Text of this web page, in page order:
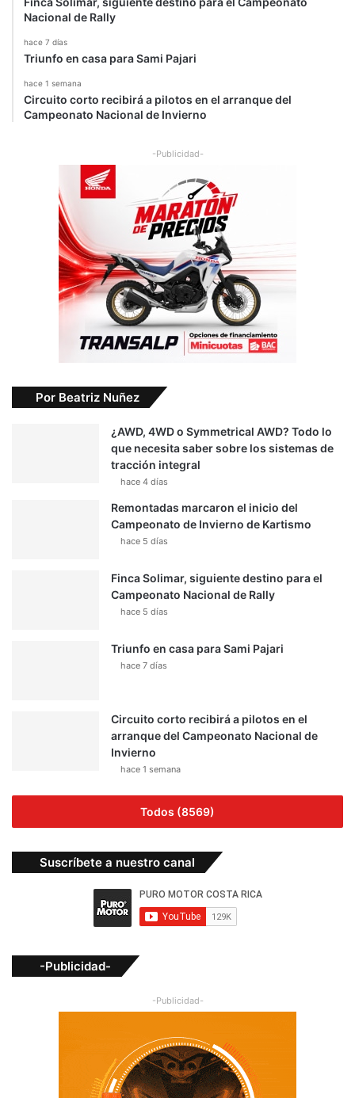
Nacional de Rally
hace 7 días
Triunfo en casa para Sami Pajari
hace 1 semana
Circuito corto recibirá a pilotos en el arranque del
Campeonato Nacional de Invierno
-Publicidad-
Por Beatriz Nuñez
¿AWD, 4WD o Symmetrical AWD? Todo lo
que necesita saber sobre los sistemas de
tracción integral
hace 4 días
Remontadas marcaron el inicio del
Campeonato de Invierno de Kartismo
hace 5 días
Finca Solimar, siguiente destino para el
Campeonato Nacional de Rally
hace 5 días
Triunfo en casa para Sami Pajari
hace 7 días
Circuito corto recibirá a pilotos en el
arranque del Campeonato Nacional de
Invierno
hace 1 semana
Todos (8569)
Suscríbete a nuestro canal
-Publicidad-
-Publicidad-